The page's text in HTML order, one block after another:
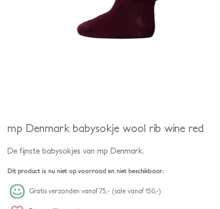
mp Denmark babysokje wool rib wine red
De fijnste babysokjes van mp Denmark.
Dit product is nu niet op voorraad en niet beschikbaar.
Gratis verzonden vanaf 75,- (sale vanaf 150,-)